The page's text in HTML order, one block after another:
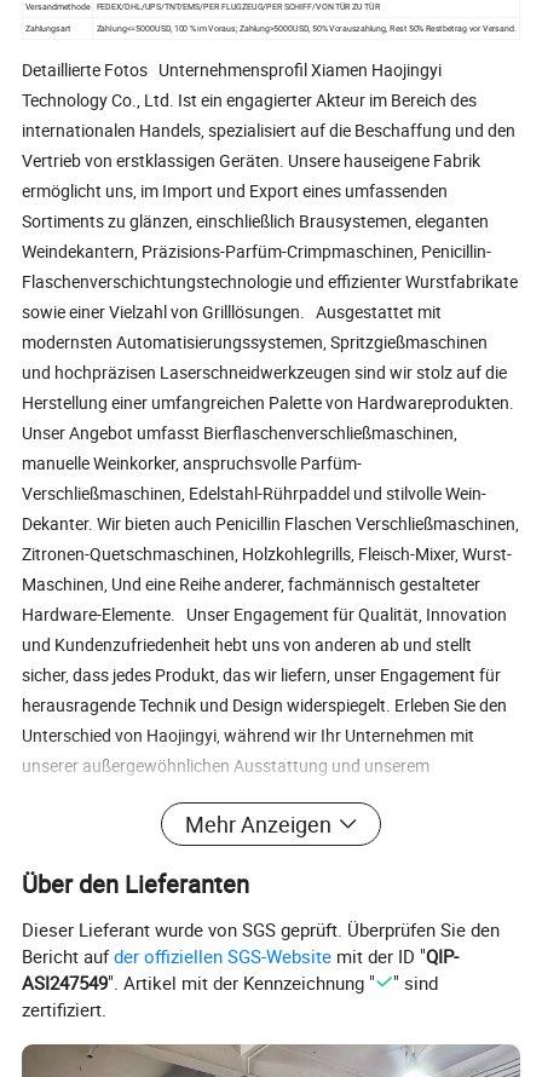
Versandmethode
FEDEX/DHL/UPS/TNT/EMS/PER FLUGZEUG/PER SCHIFF/VON TÜR ZU TÜR
Zahlungsart
Zahlung<=5000USD, 100 % im Voraus; Zahlung>5000USD, 50% Vorauszahlung, Rest 50% Restbetrag vor Versand.
Detaillierte Fotos Unternehmensprofil Xiamen Haojingyi
Technology Co., Ltd. Ist ein engagierter Akteur im Bereich des
internationalen Handels, spezialisiert auf die Beschaffung und den
Vertrieb von erstklassigen Geräten. Unsere hauseigene Fabrik
ermöglicht uns, im Import und Export eines umfassenden
Sortiments zu glänzen, einschließlich Brausystemen, eleganten
Weindekantern, Präzisions-Parfüm-Crimpmaschinen, Penicillin-
Flaschenverschichtungstechnologie und effizienter Wurstfabrikate
sowie einer Vielzahl von Grilllösungen. Ausgestattet mit
modernsten Automatisierungssystemen, Spritzgießmaschinen
und hochpräzisen Laserschneidwerkzeugen sind wir stolz auf die
Herstellung einer umfangreichen Palette von Hardwareprodukten.
Unser Angebot umfasst Bierflaschenverschließmaschinen,
manuelle Weinkorker, anspruchsvolle Parfüm-
Verschließmaschinen, Edelstahl-Rührpaddel und stilvolle Wein-
Dekanter. Wir bieten auch Penicillin Flaschen Verschließmaschinen,
Zitronen-Quetschmaschinen, Holzkohlegrills, Fleisch-Mixer, Wurst-
Maschinen, Und eine Reihe anderer, fachmännisch gestalteter
Hardware-Elemente. Unser Engagement für Qualität, Innovation
und Kundenzufriedenheit hebt uns von anderen ab und stellt
sicher, dass jedes Produkt, das wir liefern, unser Engagement für
herausragende Technik und Design widerspiegelt. Erleben Sie den
Unterschied von Haojingyi, während wir Ihr Unternehmen mit
unserer außergewöhnlichen Ausstattung und unserem
Und Versand Unsere Vorteile FAQ 1. Wer sind wir? Wir sind direkt
ohne zusätzliche Kosten von Zwischenhändler. Wir haben auch ein
professionelles Techniker-Team und bieten Ihnen einen One-Stop-
Service von der Konstruktion bis zur Verpackung. 2. Wann ist Ihre
Lieferzeit? Wie lange Zeit der Massenproduktion? Wie die Produkte
sind in den Vorräten. Sie werden versandt, sobald Ihre Bestellung
etwa 25-30 Tage, nachdem die alle Details bestätigen 3. Können
Mehr Anzeigen
Über den Lieferanten
Dieser Lieferant wurde von SGS geprüft. Überprüfen Sie den
Bericht aufder offiziellen SGS-Website mit der ID "QIP-
ASI247549". Artikel mit der Kennzeichnung "
" sind
zertifiziert.